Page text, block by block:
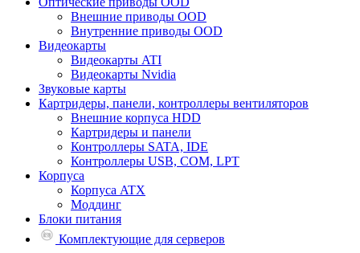
Внешние приводы OOD
Внутренние приводы OOD
Видеокарты
Видеокарты ATI
Видеокарты Nvidia
Звуковые карты
Картридеры, панели, контроллеры вентиляторов
Внешние корпуса HDD
Картридеры и панели
Контроллеры SATA, IDE
Контроллеры USB, COM, LPT
Корпуса
Корпуса ATX
Моддинг
Блоки питания
Комплектующие для серверов